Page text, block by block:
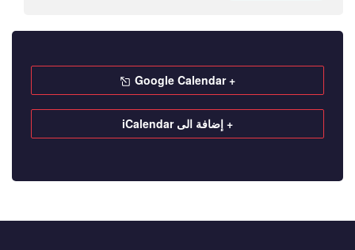
+ Google Calendar
+ إضافة الى iCalendar